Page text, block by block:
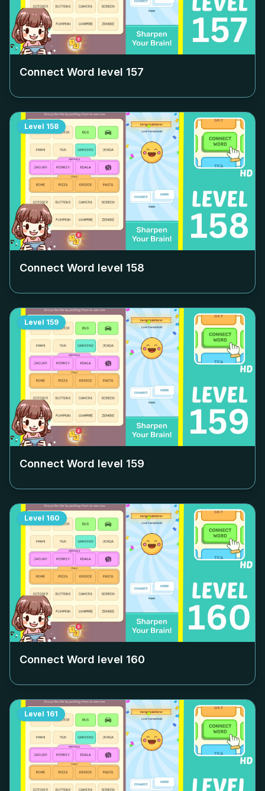
Connect Word level 157
Level 158
Connect Word level 158
Level 159
Connect Word level 159
Level 160
Connect Word level 160
Level 161